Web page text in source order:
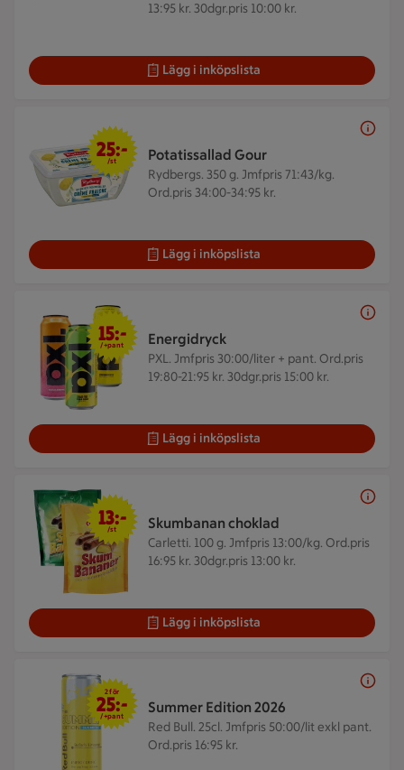
13:95 kr. 30dgr.pris 10:00 kr.
Lägg i inköpslista
Potatissallad Gour
Rydbergs. 350 g. Jmfpris 71:43/kg.
Ord.pris 34:00-34:95 kr.
25 kr/st
25:-
/st
Lägg i inköpslista
Energidryck
PXL. Jmfpris 30:00/liter + pant. Ord.pris
19:80-21:95 kr. 30dgr.pris 15:00 kr.
15 kr + pant
15:-
/+pant
Lägg i inköpslista
Skumbanan choklad
Carletti. 100 g. Jmfpris 13:00/kg. Ord.pris
16:95 kr. 30dgr.pris 13:00 kr.
13 kr/st
13:-
/st
Lägg i inköpslista
Summer Edition 2026
Red Bull. 25cl. Jmfpris 50:00/lit exkl pant.
Ord.pris 16:95 kr.
2 för 25 kr +pant
2 för
25:-
/+pant